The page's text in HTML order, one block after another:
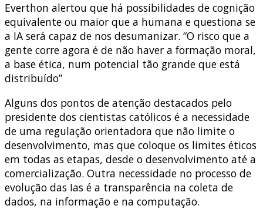
Everthon alertou que há possibilidades de cognição
equivalente ou maior que a humana e questiona se
a IA será capaz de nos desumanizar. “O risco que a
gente corre agora é de não haver a formação moral,
a base ética, num potencial tão grande que está
distribuído”
Alguns dos pontos de atenção destacados pelo
presidente dos cientistas católicos é a necessidade
de uma regulação orientadora que não limite o
desenvolvimento, mas que coloque os limites éticos
em todas as etapas, desde o desenvolvimento até a
comercialização. Outra necessidade no processo de
evolução das Ias é a transparência na coleta de
dados, na informação e na computação.